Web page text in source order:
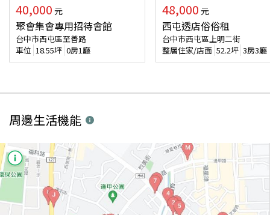
40,000 元
聚會集會專用招待會館
台中市西屯區至善路
車位 18.55坪 0房1廳
48,000 元
西屯透店俗俗租
台中市西屯區上明二街
整層住家/店面 52.2坪 3房3廳
周邊生活機能